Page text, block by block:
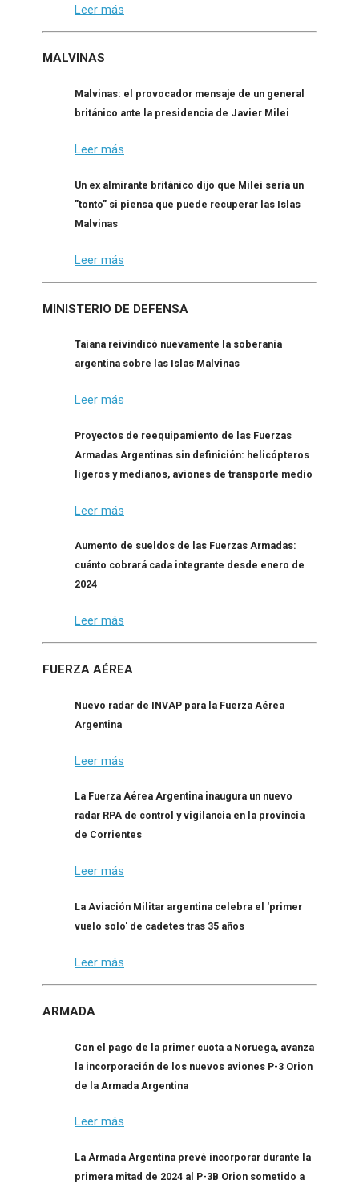
Leer más
MALVINAS
Malvinas: el provocador mensaje de un general
británico ante la presidencia de Javier Milei
Leer más
Un ex almirante británico dijo que Milei sería un
"tonto" si piensa que puede recuperar las Islas
Malvinas
Leer más
MINISTERIO DE DEFENSA
Taiana reivindicó nuevamente la soberanía
argentina sobre las Islas Malvinas
Leer más
Proyectos de reequipamiento de las Fuerzas
Armadas Argentinas sin definición: helicópteros
ligeros y medianos, aviones de transporte medio
Leer más
Aumento de sueldos de las Fuerzas Armadas:
cuánto cobrará cada integrante desde enero de
2024
Leer más
FUERZA AÉREA
Nuevo radar de INVAP para la Fuerza Aérea
Argentina
Leer más
La Fuerza Aérea Argentina inaugura un nuevo
radar RPA de control y vigilancia en la provincia
de Corrientes
Leer más
La Aviación Militar argentina celebra el 'primer
vuelo solo' de cadetes tras 35 años
Leer más
ARMADA
Con el pago de la primer cuota a Noruega, avanza
la incorporación de los nuevos aviones P-3 Orion
de la Armada Argentina
Leer más
La Armada Argentina prevé incorporar durante la
primera mitad de 2024 al P-3B Orion sometido a